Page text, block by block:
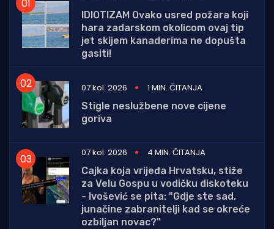
IDIOTIZAM Ovako usred požara koji
hara zadarskom okolicom ovaj tip
jet skijem kanaderima ne dopušta
gasiti!
07 kol. 2026
1 MIN. ČITANJA
Stigle neslužbene nove cijene
goriva
07 kol. 2026
4 MIN. ČITANJA
Cajka koja vrijeđa Hrvatsku, stiže
za Velu Gospu u vodičku diskoteku
- Ivošević se pita: "Gdje ste sad,
junačine zabranitelji kad se okreće
ozbiljan novac?"